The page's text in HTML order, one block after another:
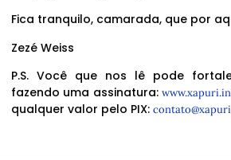
Fica tranquilo, camarada, que por
Zezé Weiss
P.S. Você que nos lê pode
fazendo uma assinatura:
qualquer valor pelo PIX: